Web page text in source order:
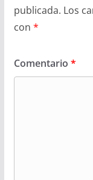
publicada. Los
con *
Comentario *